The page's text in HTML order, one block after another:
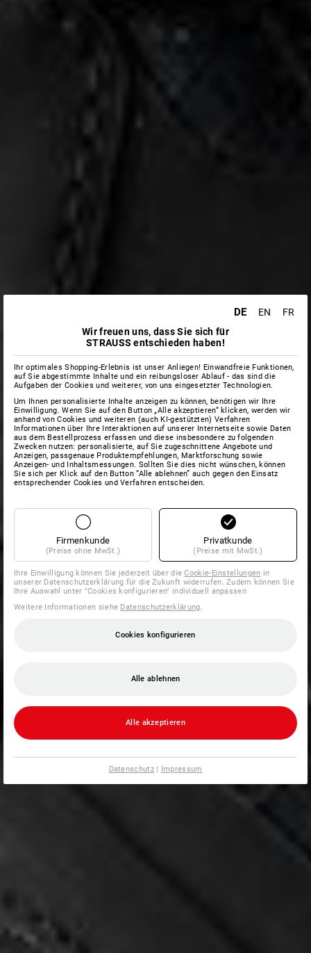
DE EN
FR
Wir freuen uns, dass Sie sich für
STRAUSS entschieden haben!
Ihr optimales Shopping-Erlebnis ist unser Anliegen! Einwandfreie Funktionen,
auf Sie abgestimmte Inhalte und ein reibungsloser Ablauf - das sind die
Aufgaben der Cookies und weiterer, von uns eingesetzter Technologien.
Um Ihnen personalisierte Inhalte anzeigen zu können, benötigen wir Ihre
Einwilligung. Wenn Sie auf den Button „Alle akzeptieren“ klicken, werden wir
anhand von Cookies und weiteren (auch KI-gestützten) Verfahren
Informationen über Ihre Interaktionen auf unserer Internetseite sowie Daten
aus dem Bestellprozess erfassen und diese insbesondere zu folgenden
Zwecken nutzen: personalisierte, auf Sie zugeschnittene Angebote und
Anzeigen, passgenaue Produktempfehlungen, Marktforschung sowie
Anzeigen- und Inhaltsmessungen. Sollten Sie dies nicht wünschen, können
Sie sich per Klick auf den Button “Alle ablehnen” auch gegen den Einsatz
entsprechender Cookies und Verfahren entscheiden.
Firmenkunde
(Preise ohne MwSt.)
Privatkunde
(Preise mit MwSt.)
Ihre Einwilligung können Sie jederzeit über dieCookie-Einstellungen in
unserer Datenschutzerklärung für die Zukunft widerrufen. Zudem können Sie
Ihre Auswahl unter "Cookies konfigurieren" individuell anpassen
Weitere Informationen siehe Datenschutzerklärung
Cookies konfigurieren
Alle ablehnen
Alle akzeptieren
Datenschutz| Impressum